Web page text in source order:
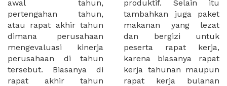
awal tahun,
pertengahan tahun,
atau rapat akhir tahun
dimana perusahaan
mengevaluasi kinerja
perusahaan di tahun
tersebut. Biasanya di
rapat akhir tahun
produktif. Selain itu
tambahkan juga paket
makanan yang lezat
dan bergizi untuk
peserta rapat kerja,
karena biasanya rapat
kerja tahunan maupun
rapat kerja bulanan